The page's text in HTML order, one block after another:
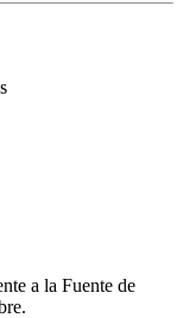
a la Fuente de